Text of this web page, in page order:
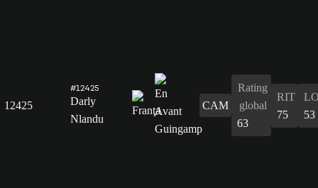
12425
#12425
Darly
Nlandu
CAM
Rating
global
63
RIT
75
53